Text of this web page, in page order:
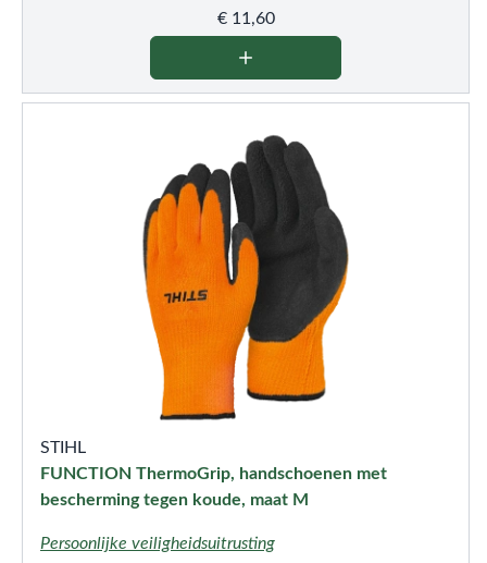
€11,60
STIHL
FUNCTION ThermoGrip, handschoenen met
bescherming tegen koude, maat M
Persoonlijke veiligheidsuitrusting